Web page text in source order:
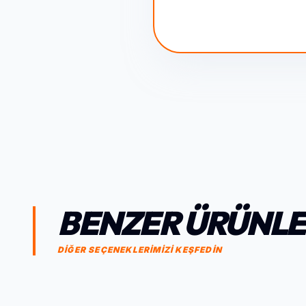
BENZER
DİĞER SEÇENEKLERİMİZİ KEŞFEDİN